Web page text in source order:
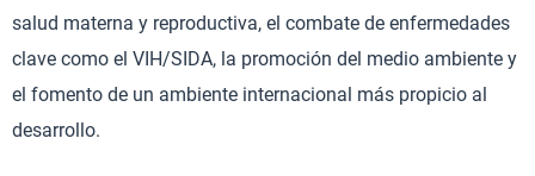
salud materna y reproductiva, el combate de enfermedades
clave como el VIH/SIDA, la promoción del medio ambiente y
el fomento de un ambiente internacional más propicio al
desarrollo.